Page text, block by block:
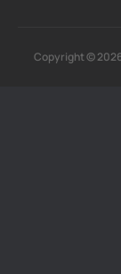
Copyright © 2026